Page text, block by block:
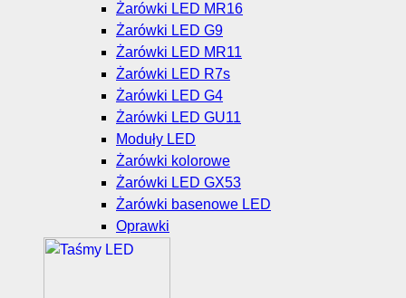
Żarówki LED MR16
Żarówki LED G9
Żarówki LED MR11
Żarówki LED R7s
Żarówki LED G4
Żarówki LED GU11
Moduły LED
Żarówki kolorowe
Żarówki LED GX53
Żarówki basenowe LED
Oprawki